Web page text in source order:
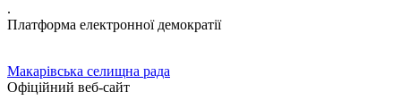
.
Платформа електронної демократії
Макарівська селищна рада
Офіційний веб-сайт